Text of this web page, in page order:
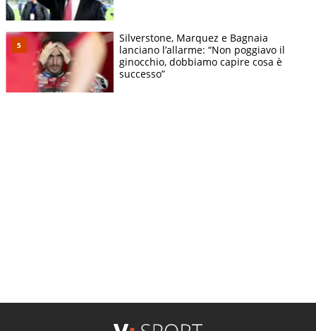
Silverstone, Marquez e Bagnaia
lanciano l’allarme: “Non poggiavo il
ginocchio, dobbiamo capire cosa è
successo”